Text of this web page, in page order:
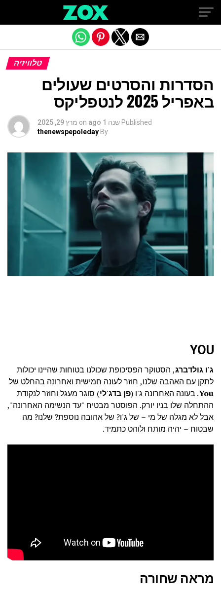
טלוויזיה
הסדרות והסרטים שעולים
באפריל 2025 לנטפליקס
Published שנה 1 ago on מרץ 29, 2025
By
thenewspepoleday
YOU
ג'ו גולדברג, הסטוקר הפסיכופת שכולנו בטוחות שהיינו יכולות
לתקן עם האהבה שלנו, חוזר לעונה חמישית ואחרונה בהחלט של
You. בעונה האחרונה ג'ו (פן בדג'לי) סוגר מעגל וחוזר לנקודת
ההתחלה שלו בניו יורק. הפוסטר מבטיח "עד הנשימה האחרונה",
אבל לא מגלה של מי – של ג'ו? של אהובה נוספת? שלנו? מה
שבטוח – יהיה מותח ולוהט כתמיד.
מראה שחורה
Exit mobile version